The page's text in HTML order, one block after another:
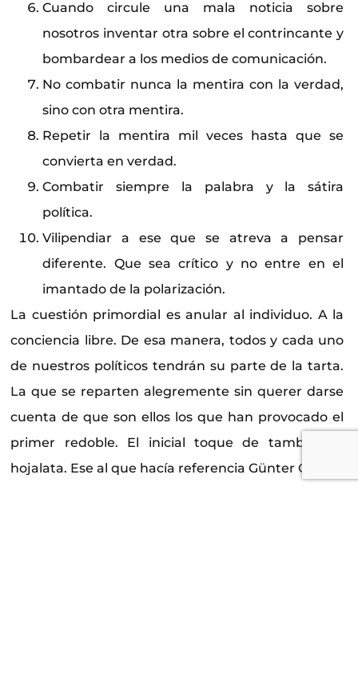
Cuando circule una mala noticia sobre
nosotros inventar otra sobre el contrincante y
bombardear a los medios de comunicación.
No combatir nunca la mentira con la verdad,
sino con otra mentira.
Repetir la mentira mil veces hasta que se
convierta en verdad.
Combatir siempre la palabra y la sátira
política.
Vilipendiar a ese que se atreva a pensar
diferente. Que sea crítico y no entre en el
imantado de la polarización.
La cuestión primordial es anular al individuo. A la
conciencia libre. De esa manera, todos y cada uno
de nuestros políticos tendrán su parte de la tarta.
La que se reparten alegremente sin querer darse
cuenta de que son ellos los que han provocado el
primer redoble. El inicial toque de tambor de
hojalata. Ese al que hacía referencia Günter Grass.